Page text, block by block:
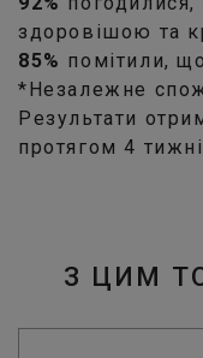
здоровішою та
85% помітили,
*Незалежне
Результати
протягом 4
З ЦИМ